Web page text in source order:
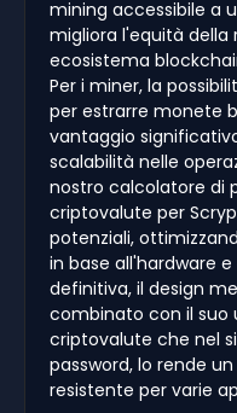
mining accessibile a
migliora l'equità
ecosistema
Per i miner, la
per estrarre monete
vantaggio
scalabilità nelle
nostro calcolatore di
criptovalute per
potenziali,
in base all'hardware
definitiva, il design
combinato con il suo
criptovalute che nel
password, lo rende
resistente per varie